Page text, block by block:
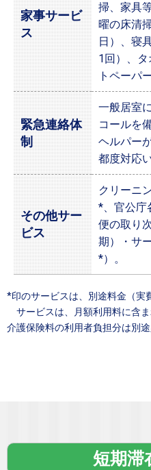
家事サービ
ス
掃、家具
曜の床清
日）、寝
1回）、
トペーパ
緊急連絡体
制
一般居室
コールを
ヘルパー
都度対応
その他サー
ビス
クリーニ
*、官公庁
便の取り
期）・サ
*）。
*印のサービスは、別途料金（実
サービスは、月額利用料に含ま
介護保険料の利用者負担分は別途
短期滞